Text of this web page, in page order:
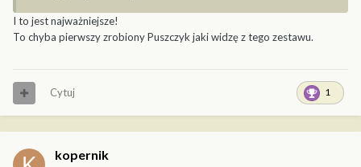
I to jest najważniejsze!
To chyba pierwszy zrobiony Puszczyk jaki widzę z tego zestawu.
1
Cytuj
kopernik